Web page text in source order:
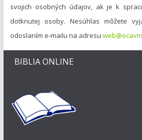
svojich osobných údajov, ak je k
dotknutej osoby. Nesúhlas môžete
odoslaním e-mailu na adresu
BIBLIA ONLINE